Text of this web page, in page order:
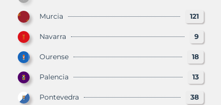
Murcia 121
Navarra 9
Ourense 18
Palencia 13
Pontevedra 38